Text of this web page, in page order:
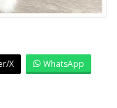
X
WhatsApp